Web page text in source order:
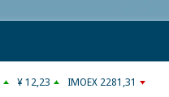
¥ 12,23 IMOEX 2281,31